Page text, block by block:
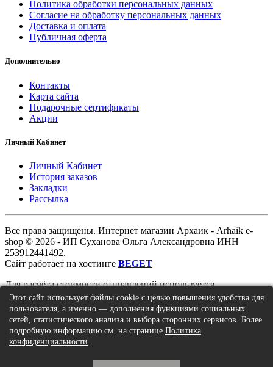
Политика обработки персональных данных
Согласие на обработку персональных данных
Доставка и оплата
Публичная оферта
Дополнительно
Контакты
Карта сайта
Подарочные сертификаты
Акции
Личный Кабинет
Личный Кабинет
История заказов
Закладки
Рассылка
Все права защищены. Интернет магазин Архаик - Arhaik e-
shop © 2026 - ИП Суханова Ольга Александровна ИНН
253912441492.
Сайт работает на хостинге BEGET
Для расчёта стоимости отправлений используется
информацияУниверсального калькулятора Почты России и
EMS
Этот сайт использует файлы cookie с целью повышения удобства для
пользователя, а именно — дополнения функциями социальных
сетей, статистического анализа и выбора сторонних сервисов. Более
подробную информацию см. на странице Политика
конфиденциальности.